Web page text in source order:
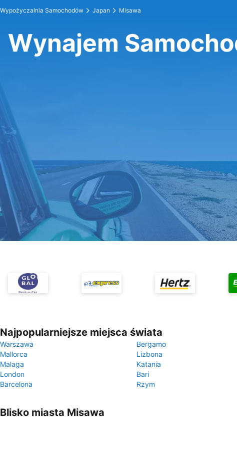
Wypożyczalnia Samochodów Japan Misawa
Wynajem
Najpopularniejsze miejsca świata
Warszawa
Bergamo
Mallorca
Lizbona
Malaga
Katania
London
Bari
Barcelona
Rzym
Blisko miasta Misawa